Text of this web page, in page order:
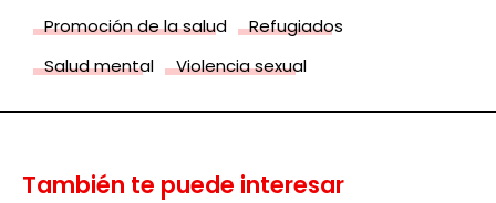
Promoción de la salud
Refugiados
Salud mental
Violencia sexual
También te puede interesar